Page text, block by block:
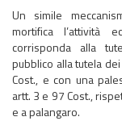
Un simile
mortifica l’attività
corrisponda alla
pubblico alla tutela
Cost., e con una
artt. 3 e 97 Cost.,
e a palangaro.